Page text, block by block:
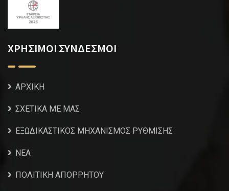
ΧΡΗΣΙΜΟΙ ΣΥΝΔΕΣΜΟΙ
ΑΡΧΙΚΗ
ΣΧΕΤΙΚΑ ΜΕ ΜΑΣ
ΕΞΩΔΙΚΑΣΤΙΚΟΣ ΜΗΧΑΝΙΣΜΟΣ ΡΥΘΜΙΣΗΣ
NEA
ΠΟΛΙΤΙΚΗ ΑΠΟΡΡΗΤΟΥ